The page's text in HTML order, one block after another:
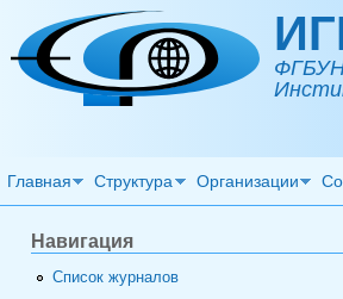
Перейти к основному содержанию
Главная Структура Организации
Навигация
Список журналов